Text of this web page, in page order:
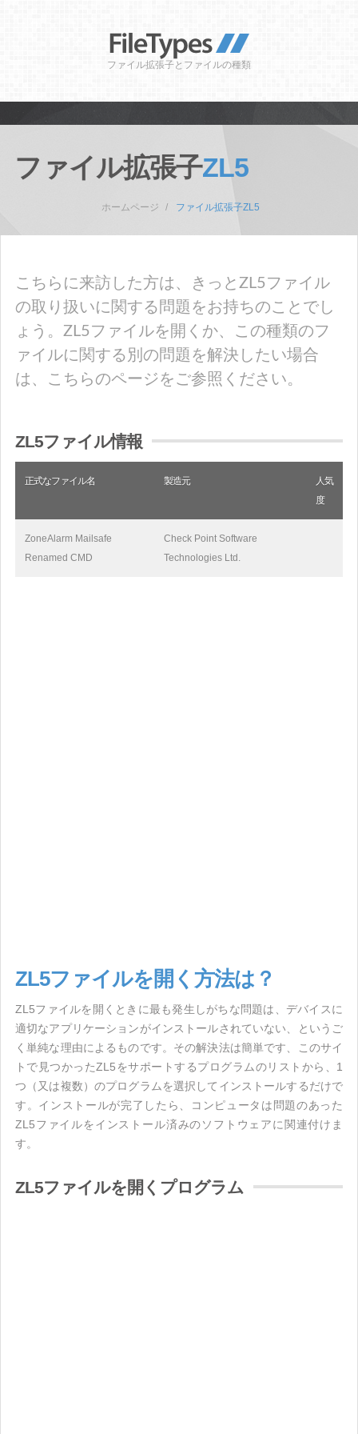
ファイル拡張子とファイルの種類
ファイル拡張子ZL5
ホームページ ファイル拡張子ZL5
こちらに来訪した方は、きっとZL5ファイル
の取り扱いに関する問題をお持ちのことでし
ょう。ZL5ファイルを開くか、この種類のフ
ァイルに関する別の問題を解決したい場合
は、こちらのページをご参照ください。
ZL5ファイル情報
正式なファイル名 製造元
人気
度
ZoneAlarm Mailsafe
Renamed CMD
Check Point Software
Technologies Ltd.
ZL5ファイルを開く方法は？
ZL5ファイルを開くときに最も発生しがちな問題は、デバイスに
適切なアプリケーションがインストールされていない、というご
く単純な理由によるものです。その解決法は簡単です、このサイ
トで見つかったZL5をサポートするプログラムのリストから、1
つ（又は複数）のプログラムを選択してインストールするだけで
す。インストールが完了したら、コンピュータは問題のあった
ZL5ファイルをインストール済みのソフトウェアに関連付けま
す。
ZL5ファイルを開くプログラム